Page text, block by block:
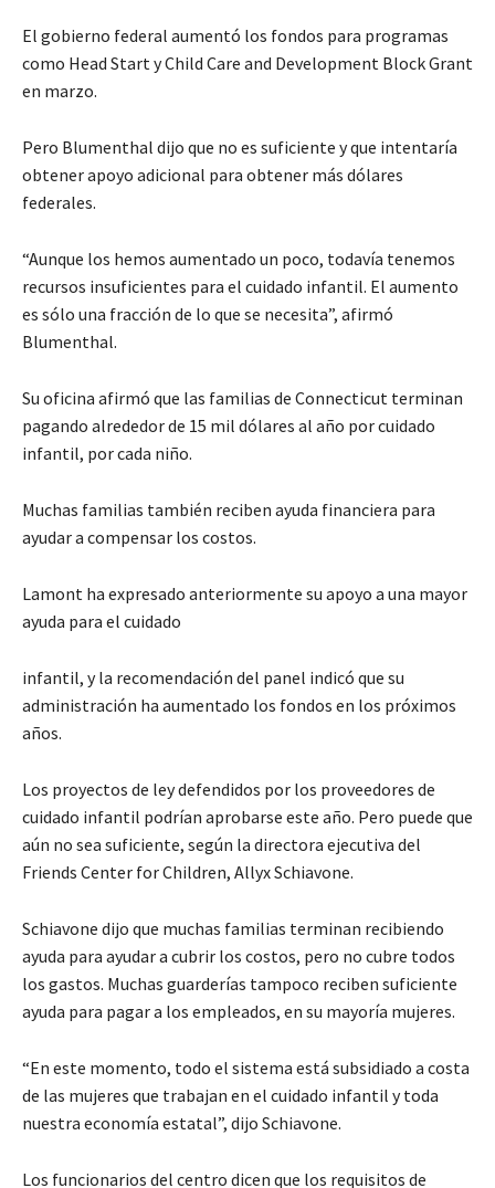
El gobierno federal aumentó los fondos para programas
como Head StartyChild Care and Development Block Grant
en marzo.
Pero Blumenthal dijo que no es suficiente y que intentaría
obtener apoyo adicional para obtener más dólares
federales.
“Aunque los hemos aumentado un poco, todavía tenemos
recursos insuficientes para el cuidado infantil. El aumento
es sólo una fracción de lo que se necesita”, afirmó
Blumenthal.
Su oficina afirmó que las familias de Connecticut terminan
pagando alrededor de 15 mil dólares al año por cuidado
infantil, porcada niño.
Muchas familias también reciben ayuda financiera para
ayudar a compensar los costos.
Lamont ha expresado anteriormente su apoyo a una mayor
ayuda para el cuidado
infantil, y la recomendación del panel indicó que su
administración ha aumentado los fondos en los próximos
años.
Los proyectos de ley defendidos por los proveedores de
cuidado infantil podrían aprobarse este año. Pero puede que
aún no sea suficiente, según la directora ejecutiva del
Friends Center for Children, Allyx Schiavone.
Schiavone dijo que muchas familias terminan recibiendo
ayuda para ayudar a cubrir los costos, pero no cubre todos
los gastos. Muchas guarderías tampoco reciben suficiente
ayuda para pagar a los empleados, en su mayoría mujeres.
“En este momento, todo el sistema está subsidiado a costa
de las mujeres que trabajan en el cuidado infantil ytoda
nuestra economía estatal”, dijo Schiavone.
Los funcionarios del centro dicen que los requisitos de